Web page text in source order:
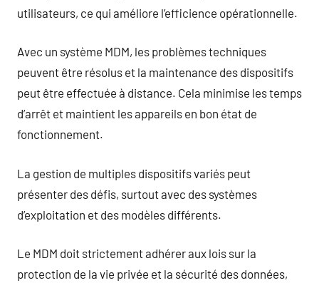
utilisateurs, ce qui améliore l’efficience opérationnelle.
Avec un système MDM, les problèmes techniques
peuvent être résolus et la maintenance des dispositifs
peut être effectuée à distance. Cela minimise les temps
d’arrêt et maintient les appareils en bon état de
fonctionnement.
La gestion de multiples dispositifs variés peut
présenter des défis, surtout avec des systèmes
d’exploitation et des modèles différents.
Le MDM doit strictement adhérer aux lois sur la
protection de la vie privée et la sécurité des données,